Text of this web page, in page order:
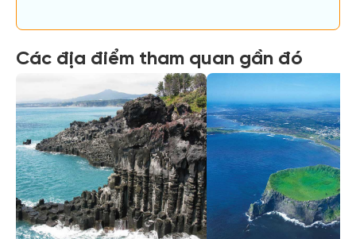
Các địa điểm tham quan gần đó